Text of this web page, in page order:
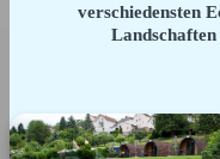
verschiedensten